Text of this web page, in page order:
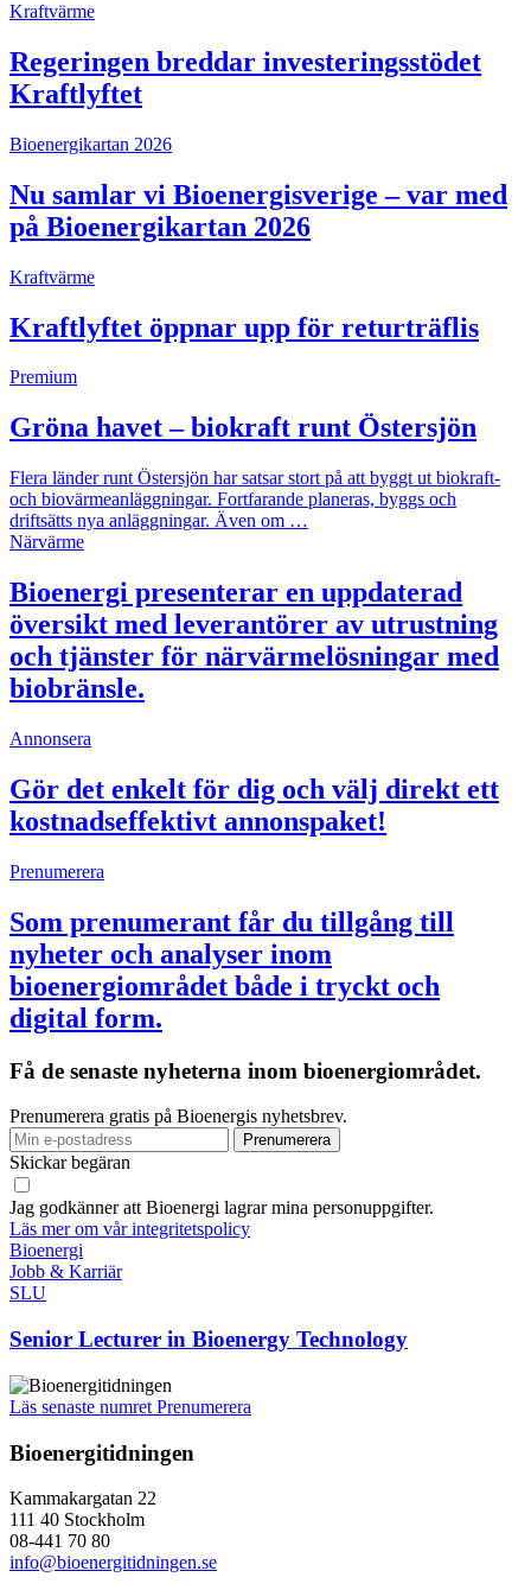
Kraftvärme
Regeringen breddar investeringsstödet
Kraftlyftet
Bioenergikartan 2026
Nu samlar vi Bioenergisverige – var med
på Bioenergikartan 2026
Kraftvärme
Kraftlyftet öppnar upp för returträflis
Premium
Gröna havet – biokraft runt Östersjön
Flera länder runt Östersjön har satsar stort på att byggt ut biokraft-
och biovärmeanläggningar. Fortfarande planeras, byggs och
driftsätts nya anläggningar. Även om …
Närvärme
Bioenergi presenterar en uppdaterad
översikt med leverantörer av utrustning
och tjänster för närvärmelösningar med
biobränsle.
Annonsera
Gör det enkelt för dig och välj direkt ett
kostnadseffektivt annonspaket!
Prenumerera
Som prenumerant får du tillgång till
nyheter och analyser inom
bioenergiområdet både i tryckt och
digital form.
Få de senaste nyheterna inom bioenergiområdet.
Prenumerera gratis på Bioenergis nyhetsbrev.
Skickar begäran
Jag godkänner att Bioenergi lagrar mina personuppgifter.
Läs mer om vår integritetspolicy
Bioenergi
Jobb & Karriär
SLU
Senior Lecturer in Bioenergy Technology
Läs senaste numret Prenumerera
Bioenergitidningen
Kammakargatan 22
111 40 Stockholm
08-441 70 80
info@bioenergitidningen.se